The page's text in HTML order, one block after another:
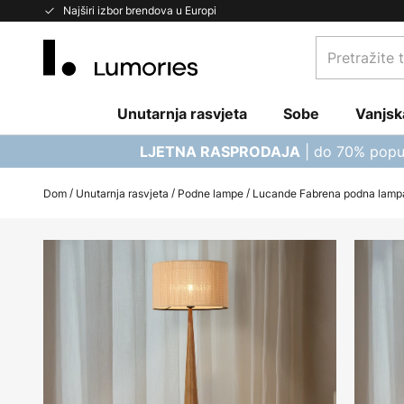
Najširi izbor brendova u Europi
Skip
Pretražite
trgovinu...
Unutarnja rasvjeta Sobe
LJETNA RASPRODAJA | do 70%
Dom Unutarnja rasvjeta Podne lampe Lucande Fabrena podna